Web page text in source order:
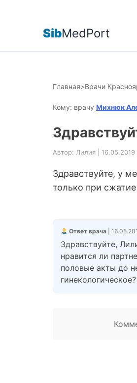
SibMedPort
Главная>Врачи
Кому: врачу Михнюк
Автор: Лилия | 16.05.2019
Здравствуйте, у
только при
Ответ врача|
Здравствуйте,
нравится ли
половые акты до
гинекологическое?